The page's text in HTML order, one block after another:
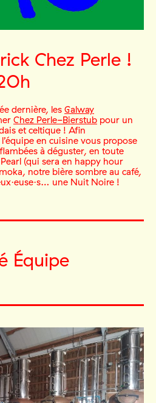
Chez Perle !
dernière, les Galway
Chez Perle-Bierstub pour un
et celtique ! Afin
en cuisine vous propose
à déguster, en toute
(qui sera en happy hour
notre bière sombre au café,
une Nuit Noire !
Équipe